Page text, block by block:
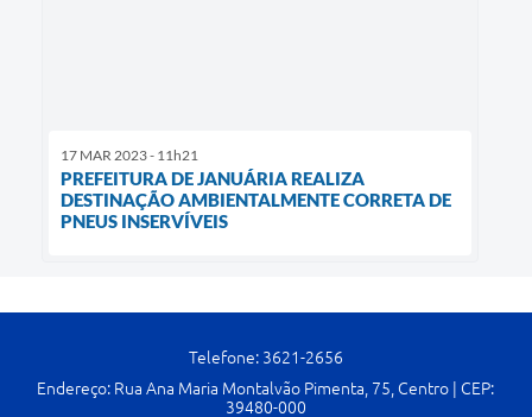
17 MAR 2023 - 11h21
PREFEITURA DE JANUÁRIA REALIZA
DESTINAÇÃO AMBIENTALMENTE CORRETA DE
PNEUS INSERVÍVEIS
Telefone: 3621-2656
Endereço: Rua Ana Maria Montalvão Pimenta, 75, Centro | CEP:
39480-000